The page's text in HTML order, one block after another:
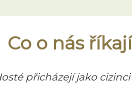
Co o nás
přicházejí jako